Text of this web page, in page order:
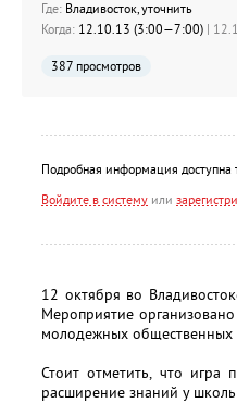
Где: Владивосток, уточнить
Когда: 12.10.13 (3:00—7:00) |
387 просмотров
Подробная информация доступна
Войдите в систему или
12 октября во
Мероприятие
молодежных общественных
Стоит отметить, что игра
расширение знаний у